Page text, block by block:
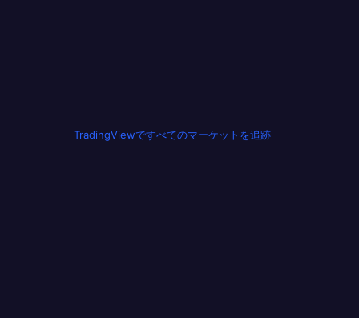
TradingViewですべてのマーケットを追跡